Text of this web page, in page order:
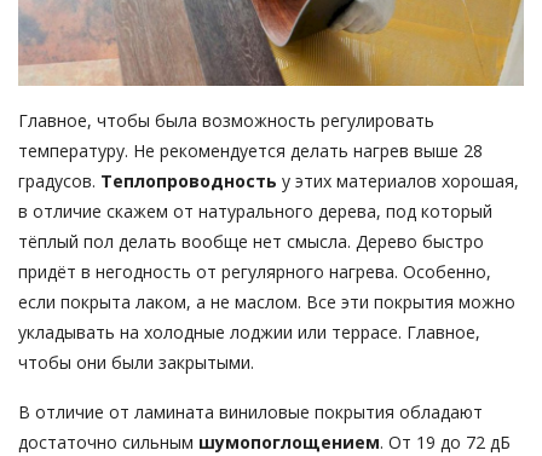
Главное, чтобы была возможность регулировать
температуру. Не рекомендуется делать нагрев выше 28
градусов. Теплопроводность у этих материалов хорошая,
в отличие скажем от натурального дерева, под который
тёплый пол делать вообще нет смысла. Дерево быстро
придёт в негодность от регулярного нагрева. Особенно,
если покрыта лаком, а не маслом. Все эти покрытия можно
укладывать на холодные лоджии или террасе. Главное,
чтобы они были закрытыми.
В отличие от ламината виниловые покрытия обладают
достаточно сильным шумопоглощением. От 19 до 72 дБ